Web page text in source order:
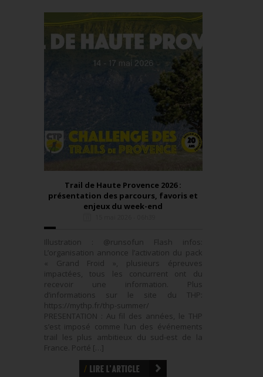
Trail de Haute Provence 2026 :
présentation des parcours, favoris et
enjeux du week-end
Illustration : @runsofun Flash infos:
L’organisation annonce l’activation du pack
« Grand Froid », plusieurs épreuves
impactées, tous les concurrent ont du
recevoir une information. Plus
d’informations sur le site du THP:
https://mythp.fr/thp-summer/
PRESENTATION : Au fil des années, le THP
s’est imposé comme l’un des événements
trail les plus ambitieux du sud-est de la
France. Porté […]